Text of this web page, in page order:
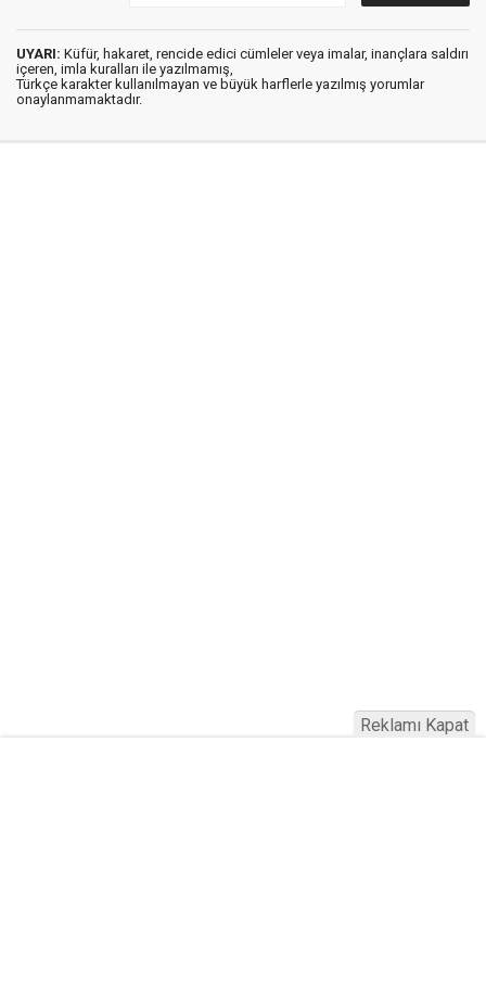
UYARI: Küfür, hakaret, rencide edici cümleler veya imalar, inançlara saldırı
içeren, imla kuralları ile yazılmamış,
Türkçe karakter kullanılmayan ve büyük harflerle yazılmış yorumlar
onaylanmamaktadır.
Reklamı Kapat